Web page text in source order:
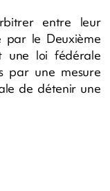
entre leur
par le Deuxième
une loi fédérale
par une mesure
de détenir une